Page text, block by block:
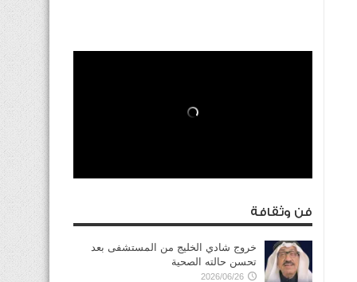
فن وثقافة
خروج شادي الخليج من المستشفى بعد
تحسن حالته الصحية
2026/06/26